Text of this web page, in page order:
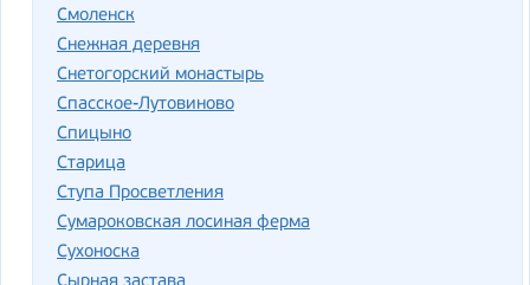
Смоленск
Снежная деревня
Снетогорский монастырь
Спасское-Лутовиново
Спицыно
Старица
Ступа Просветления
Сумароковская лосиная ферма
Сухоноска